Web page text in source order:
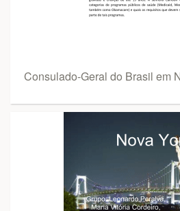
Consulado-Geral do Brasil em